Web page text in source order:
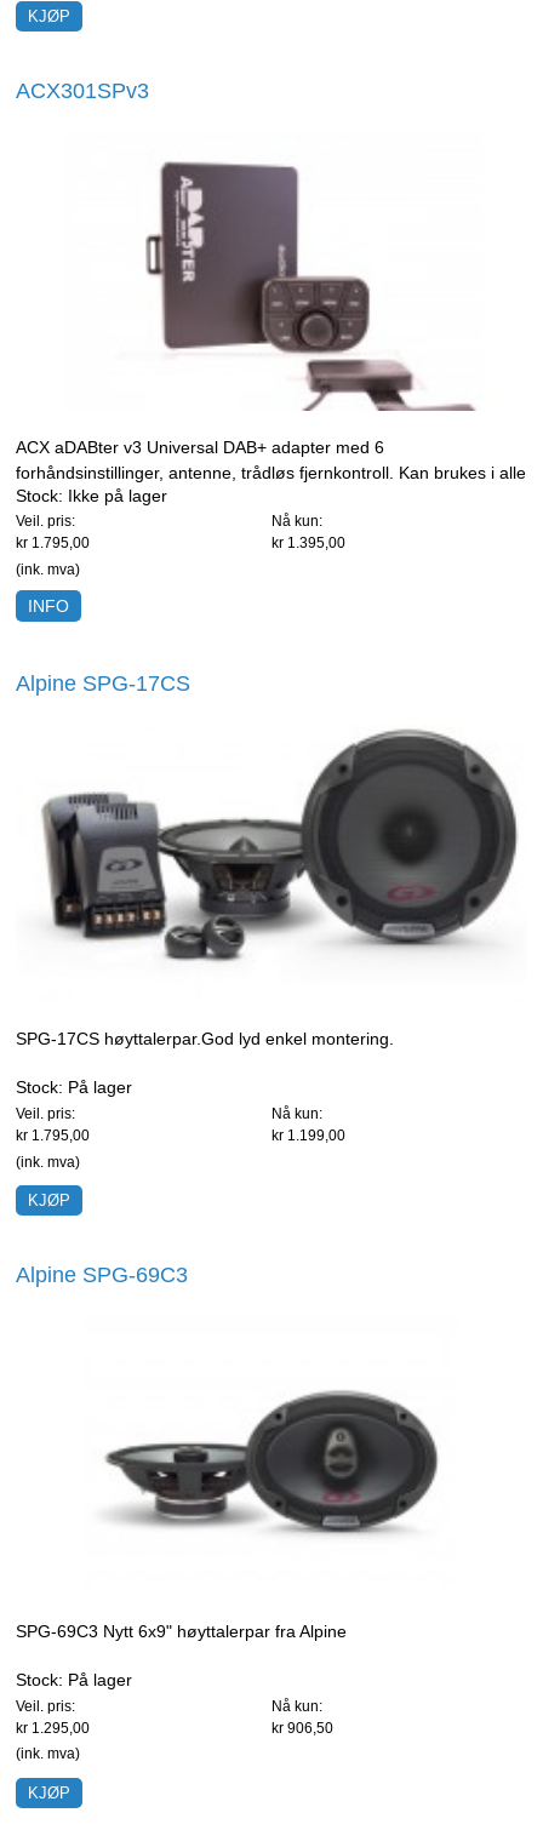
ACX301SPv3
ACX aDABter v3 Universal DAB+ adapter med 6
forhåndsinstillinger, antenne, trådløs fjernkontroll. Kan brukes i alle
typer kjøretøy med 12 volt
Stock: Ikke på lager
Veil. pris:
kr 1.795,00
Nå kun:
kr 1.395,00
(ink. mva)
INFO
Alpine SPG-17CS
SPG-17CS høyttalerpar.God lyd enkel montering.
Stock: På lager
Veil. pris:
kr 1.795,00
Nå kun:
kr 1.199,00
(ink. mva)
Alpine SPG-69C3
SPG-69C3 Nytt 6x9" høyttalerpar fra Alpine
Stock: På lager
Veil. pris:
kr 1.295,00
Nå kun:
kr 906,50
(ink. mva)